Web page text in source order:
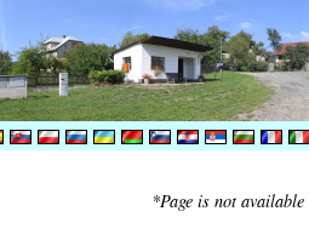
*Page is not